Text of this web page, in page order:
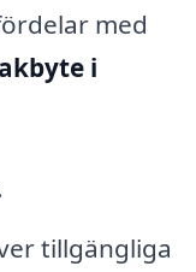
med
i
tillgängliga